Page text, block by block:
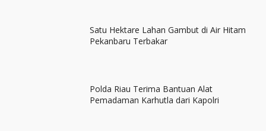
Satu Hektare Lahan Gambut di Air Hitam
Pekanbaru Terbakar
Polda Riau Terima Bantuan Alat
Pemadaman Karhutla dari Kapolri